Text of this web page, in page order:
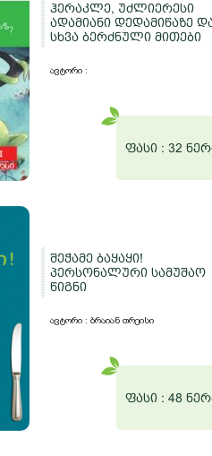
ჰერაკლე, უძლიერესი
ადამიანი დედამიწაზე
სხვა ბერძნული მითები
ავტორი :
ფასი : 32
შეჭამე ბაყაყი!
პერსონალური სამუშაო
წიგნი
ავტორი : ბრაიან თრეისი
ფასი : 48